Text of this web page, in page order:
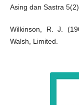
Asing dan Sastra
Wilkinson, R. J.
Walsh, Limited.